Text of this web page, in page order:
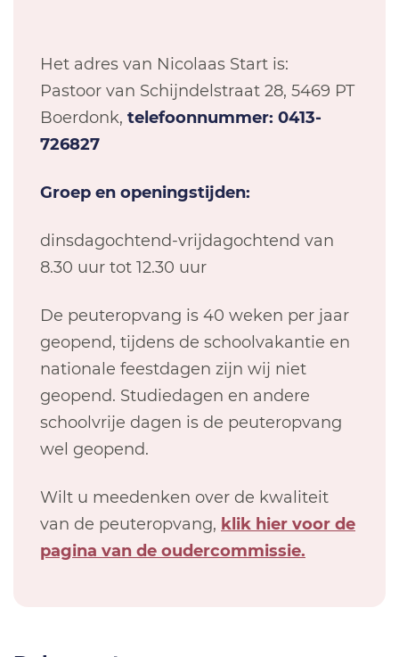
Het adres van Nicolaas Start is:
Pastoor van Schijndelstraat 28, 5469 PT
Boerdonk, telefoonnummer: 0413-
726827
Groep en openingstijden:
dinsdagochtend-vrijdagochtend van
8.30 uur tot 12.30 uur
De peuteropvang is 40 weken per jaar
geopend, tijdens de schoolvakantie en
nationale feestdagen zijn wij niet
geopend. Studiedagen en andere
schoolvrije dagen is de peuteropvang
wel geopend.
Wilt u meedenken over de kwaliteit
van de peuteropvang, klik hier voor de
pagina van de oudercommissie.